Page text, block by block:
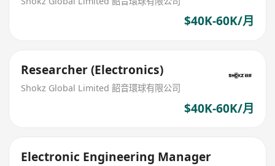
$40K-60K/月
Researcher (Electronics)
Shokz Global Limited 韶音環球有限公司
$40K-60K/月
Electronic Engineering Manager